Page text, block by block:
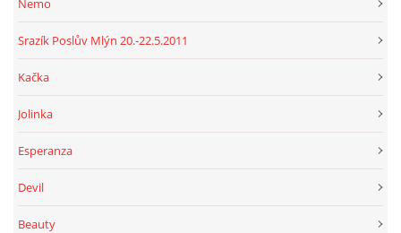
Nemo
Srazík Poslův Mlýn 20.-22.5.2011
Kačka
Jolinka
Esperanza
Devil
Beauty